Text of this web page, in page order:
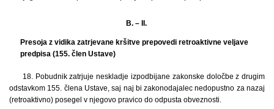
B. – II.
Presoja z vidika zatrjevane kršitve prepovedi retroaktivne veljave
predpisa (155. člen Ustave)
18. Pobudnik zatrjuje neskladje izpodbijane zakonske določbe z drugim
odstavkom 155. člena Ustave, saj naj bi zakonodajalec nedopustno za nazaj
(retroaktivno) posegel v njegovo pravico do odpusta obveznosti.